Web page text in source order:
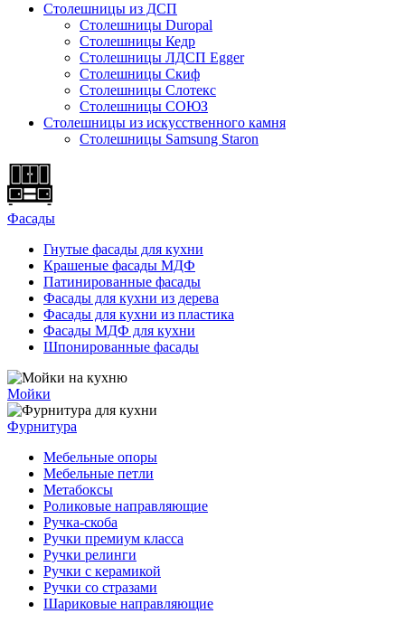
Столешницы из ДСП
Столешницы Duropal
Столешницы Кедр
Столешницы ЛДСП Egger
Столешницы Скиф
Столешницы Слотекс
Столешницы СОЮЗ
Столешницы из искусственного камня
Столешницы Samsung Staron
Фасады
Гнутые фасады для кухни
Крашеные фасады МДФ
Патинированные фасады
Фасады для кухни из дерева
Фасады для кухни из пластика
Фасады МДФ для кухни
Шпонированные фасады
Мойки
Фурнитура
Мебельные опоры
Мебельные петли
Метабоксы
Роликовые направляющие
Ручка-скоба
Ручки премиум класса
Ручки релинги
Ручки с керамикой
Ручки со стразами
Шариковые направляющие